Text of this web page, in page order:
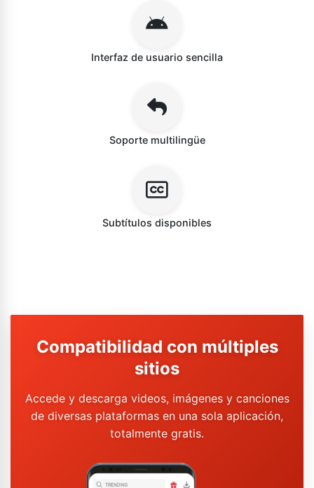
Interfaz de usuario sencilla
Soporte multilingüe
Subtítulos disponibles
Compatibilidad con múltiples
sitios
Accede y descarga videos, imágenes y canciones
de diversas plataformas en una sola aplicación,
totalmente gratis.